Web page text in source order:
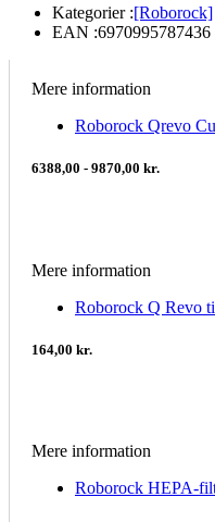
Kategorier :[Roborock]
EAN :6970995787436
Mere information
Roborock Qrevo
6388,00 - 9870,00 kr.
Mere information
Roborock Q Revo
164,00 kr.
Mere information
Roborock HEPA-